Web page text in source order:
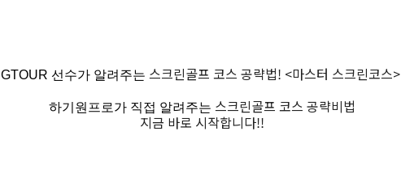
GTOUR 선수가 알려주는 스크린골프 코스 공략법! <마스터 스크린코스>
하기원프로가 직접 알려주는 스크린골프 코스 공략비법
지금 바로 시작합니다!!